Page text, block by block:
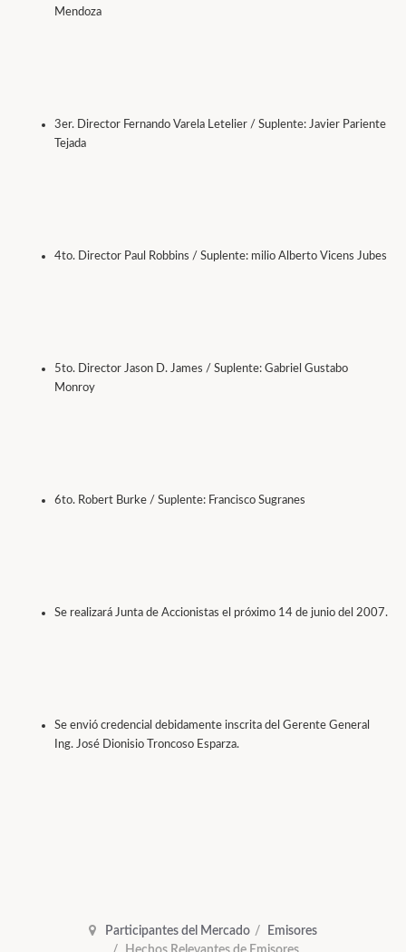
Mendoza
3er. Director Fernando Varela Letelier / Suplente: Javier Pariente
Tejada
4to. Director Paul Robbins / Suplente: milio Alberto Vicens Jubes
5to. Director Jason D. James / Suplente: Gabriel Gustabo
Monroy
6to. Robert Burke / Suplente: Francisco Sugranes
Se realizará Junta de Accionistas el próximo 14 de junio del 2007.
Se envió credencial debidamente inscrita del Gerente General
Ing. José Dionisio Troncoso Esparza.
Participantes del Mercado
Emisores